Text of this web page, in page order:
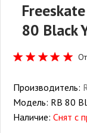
80 Black
Производитель:
Модель: RB 80
Наличие: Снят с